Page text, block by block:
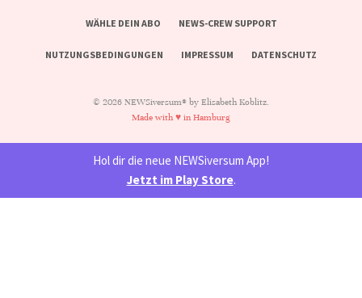
WÄHLE DEIN ABO NEWS-CREW SUPPORT
NUTZUNGSBEDINGUNGEN IMPRESSUM DATENSCHUTZ
© 2026 NEWSiversum® by Elisabeth Koblitz.
Made with ♥ in Hamburg
Hol dir die neue NEWSiversum App!
Jetzt im Play Store.